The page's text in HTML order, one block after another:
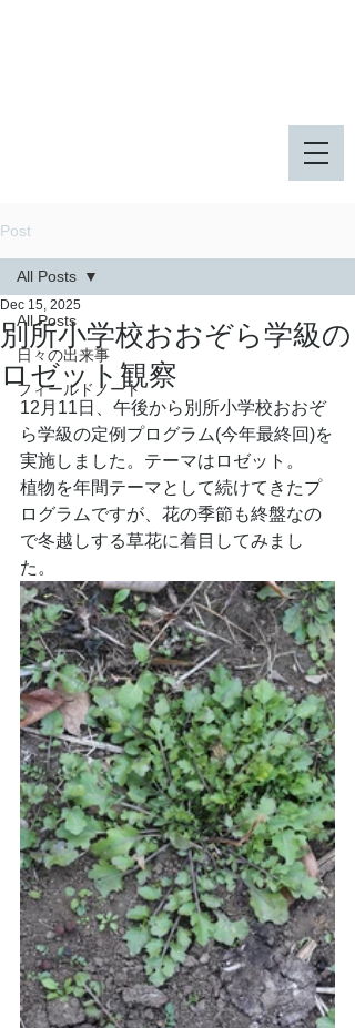
Post
All Posts
日々の出来事
フィールドノート
All Posts
別所小学校おおぞら学級の
ロゼット観察
Dec 15, 2025
12月11日、午後から別所小学校おおぞ
ら学級の定例プログラム(今年最終回)を
実施しました。テーマはロゼット。
植物を年間テーマとして続けてきたプ
ログラムですが、花の季節も終盤なの
で冬越しする草花に着目してみまし
た。